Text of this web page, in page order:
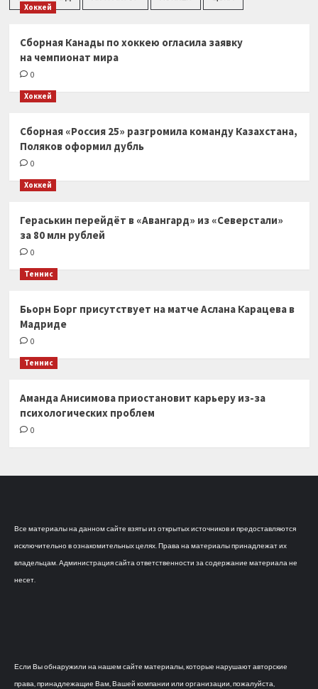
Хоккей
Сборная Канады по хоккею огласила заявку
на чемпионат мира
0
Хоккей
Сборная «Россия 25» разгромила команду Казахстана,
Поляков оформил дубль
0
Хоккей
Гераськин перейдёт в «Авангард» из «Северстали»
за 80 млн рублей
0
Теннис
Бьорн Борг присутствует на матче Аслана Карацева в
Мадриде
0
Теннис
Аманда Анисимова приостановит карьеру из-за
психологических проблем
0
Все материалы на данном сайте взяты из открытых источников и предоставляются
исключительно в ознакомительных целях. Права на материалы принадлежат их
владельцам. Администрация сайта ответственности за содержание материала не
несет.
Если Вы обнаружили на нашем сайте материалы, которые нарушают авторские
права, принадлежащие Вам, Вашей компании или организации, пожалуйста,